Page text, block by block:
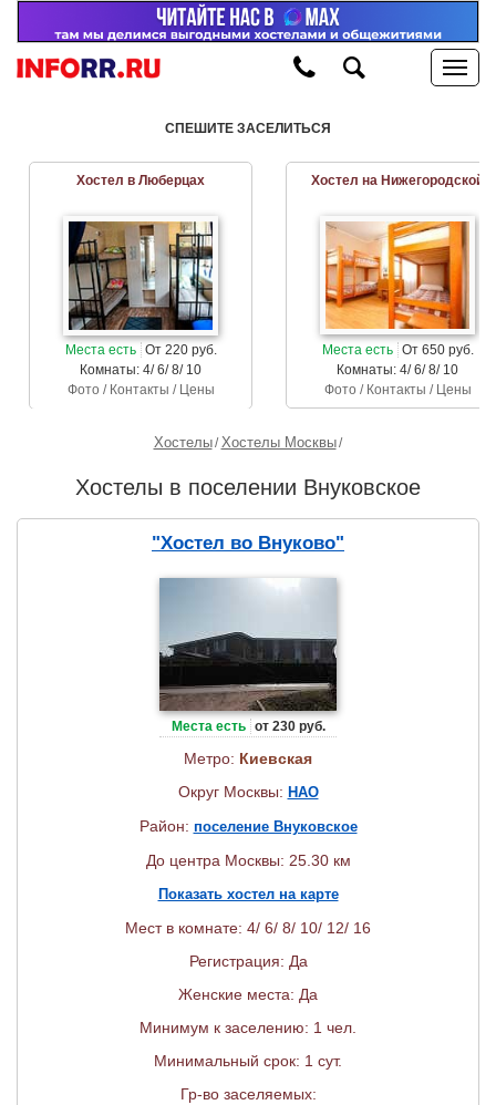
СПЕШИТЕ ЗАСЕЛИТЬСЯ
Хостел в Люберцах
Места есть От 220 руб.
Комнаты: 4/ 6/ 8/ 10
Фото / Контакты / Цены
Хостел на Нижегородской
Места есть От 650 руб.
Комнаты: 4/ 6/ 8/ 10
Фото / Контакты / Цены
Хостелы Хостелы Москвы
Хостелы в поселении Внуковское
"Хостел во Внуково"
Места есть от 230 руб.
Метро: Киевская
Округ Москвы: НАО
Район: поселение Внуковское
До центра Москвы: 25.30 км
Показать хостел на карте
Мест в комнате: 4/ 6/ 8/ 10/ 12/ 16
Регистрация: Да
Женские места: Да
Минимум к заселению: 1 чел.
Минимальный срок: 1 сут.
Гр-во заселяемых: